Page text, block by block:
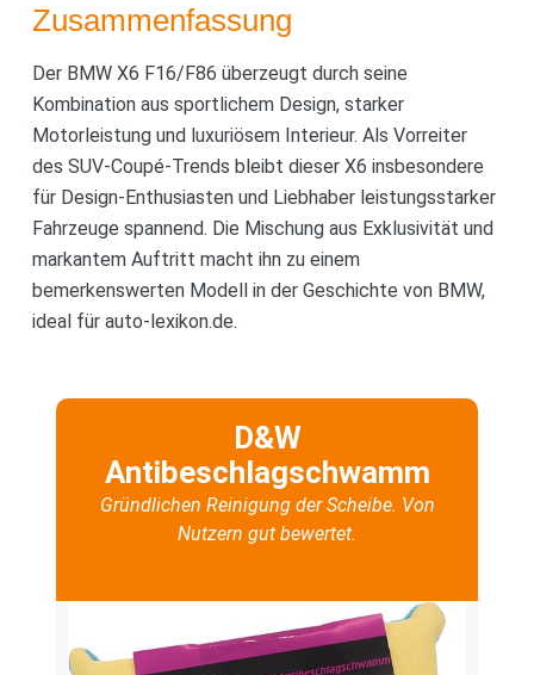
Zusammenfassung
Der BMW X6 F16/F86 überzeugt durch seine
Kombination aus sportlichem Design, starker
Motorleistung und luxuriösem Interieur. Als Vorreiter
des SUV-Coupé-Trends bleibt dieser X6 insbesondere
für Design-Enthusiasten und Liebhaber leistungsstarker
Fahrzeuge spannend. Die Mischung aus Exklusivität und
markantem Auftritt macht ihn zu einem
bemerkenswerten Modell in der Geschichte von BMW,
ideal für auto-lexikon.de.
D&W
Antibeschlagschwamm
Gründlichen Reinigung der Scheibe. Von
Nutzern gut bewertet.